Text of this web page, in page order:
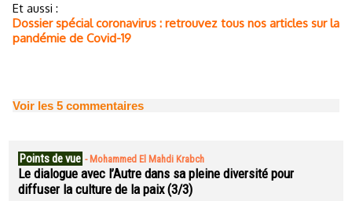
Et aussi :
Dossier spécial coronavirus : retrouvez tous nos articles sur la
pandémie de Covid-19
Voir les 5 commentaires
Points de vue - Mohammed El Mahdi Krabch
Le dialogue avec l’Autre dans sa pleine diversité pour
diffuser la culture de la paix (3/3)